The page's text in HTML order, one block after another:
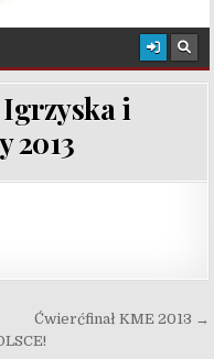
Igrzyska i
2013
Ćwierćfinał KME 2013 →